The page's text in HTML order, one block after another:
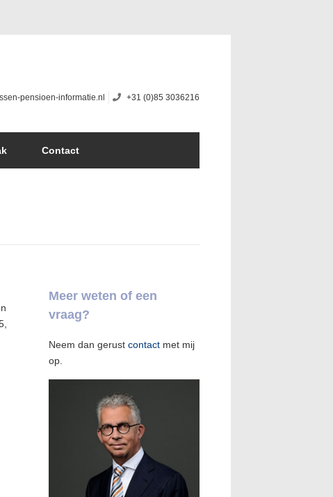
pensioen-informatie.nl +31 (0)85 3036216
Contact
Meer weten of een
vraag?
Neem dan gerust contactmet mij
op.